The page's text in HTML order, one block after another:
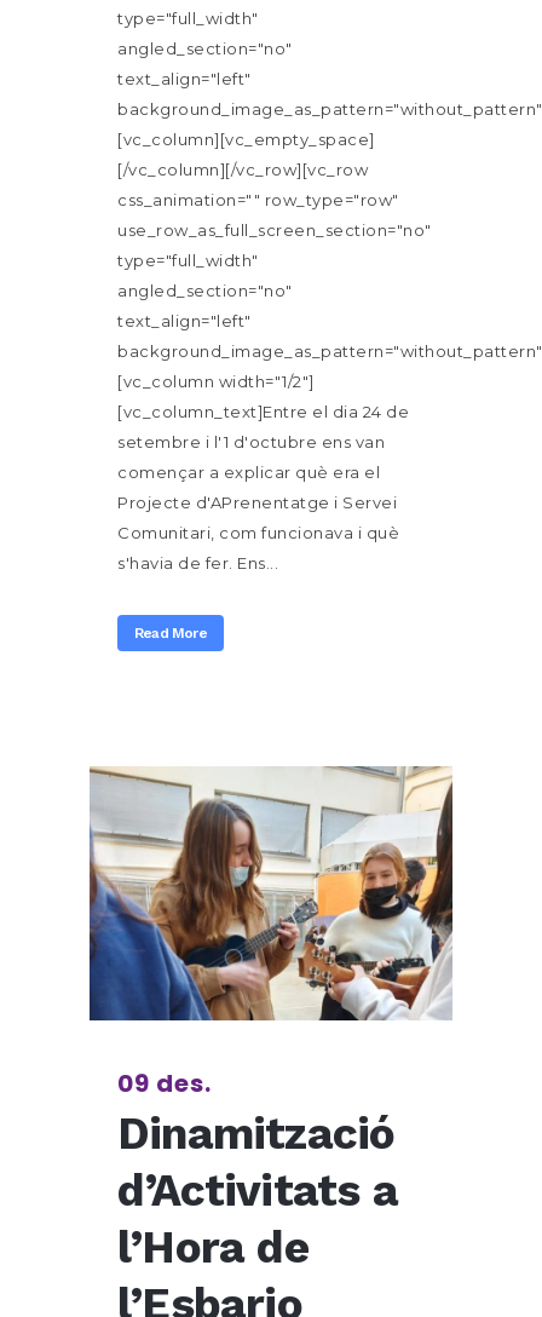
type="full_width"
angled_section="no"
text_align="left"
[vc_column][vc_empty_space]
[/vc_column][/vc_row][vc_row
css_animation="" row_type="row"
use_row_as_full_screen_section="no"
type="full_width"
angled_section="no"
text_align="left"
[vc_column width="1/2"]
[vc_column_text]Entre el dia 24 de
setembre i l'1 d'octubre ens van
començar a explicar què era el
Projecte d'APrenentatge i Servei
Comunitari, com funcionava i què
s'havia de fer. Ens...
Read More
09 des.
Dinamització
d’Activitats a
l’Hora de
l’Esbarjo